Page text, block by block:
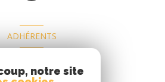
ADHÉRENTS
notre site